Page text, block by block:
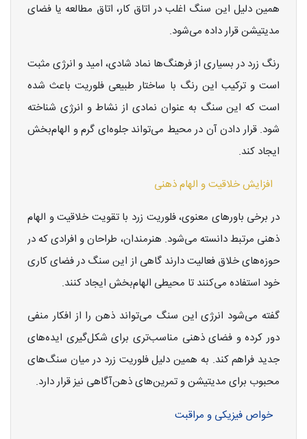
همین دلیل این سنگ اغلب در اتاق کار، اتاق مطالعه یا فضای
مدیتیشن قرار داده می‌شود.
رنگ زرد در بسیاری از فرهنگ‌ها نماد شادی، امید و انرژی مثبت
است و ترکیب این رنگ با ساختار طبیعی فلوریت باعث شده
است که این سنگ به عنوان نمادی از نشاط و انرژی شناخته
شود. قرار دادن آن در محیط می‌تواند جلوه‌ای گرم و الهام‌بخش
ایجاد کند.
افزایش خلاقیت و الهام ذهنی
در برخی باورهای معنوی، فلوریت زرد با تقویت خلاقیت و الهام
ذهنی مرتبط دانسته می‌شود. هنرمندان، طراحان و افرادی که در
حوزه‌های خلاق فعالیت دارند گاهی از این سنگ در فضای کاری
خود استفاده می‌کنند تا محیطی الهام‌بخش ایجاد کنند.
گفته می‌شود انرژی این سنگ می‌تواند ذهن را از افکار منفی
دور کرده و فضای ذهنی مناسب‌تری برای شکل‌گیری ایده‌های
جدید فراهم کند. به همین دلیل فلوریت زرد در میان سنگ‌های
محبوب برای مدیتیشن و تمرین‌های ذهن‌آگاهی نیز قرار دارد.
خواص فیزیکی و مراقبت